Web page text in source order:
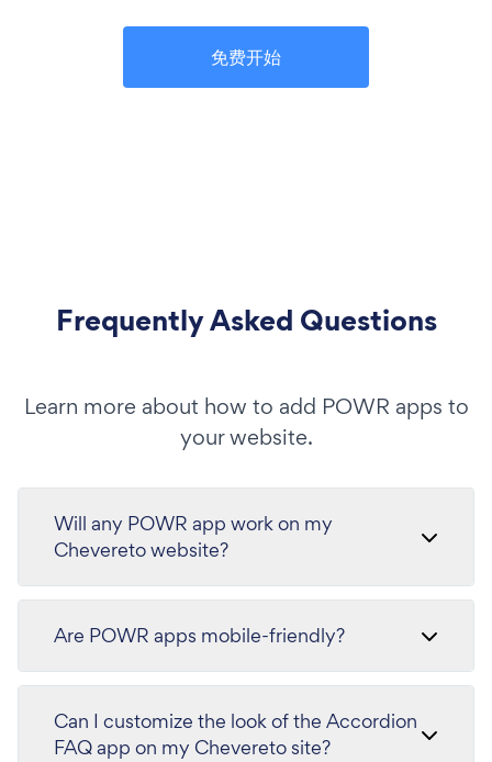
免费开始
Frequently Asked Questions
Learn more about how to add POWR apps to
your website.
Will any POWR app work on my
Chevereto website?
Are POWR apps mobile-friendly?
Can I customize the look of the Accordion
FAQ app on my Chevereto site?